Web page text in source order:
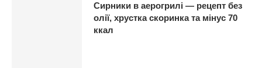
Сирники в аерогрилі — рецепт без
олії, хрустка скоринка та мінус 70
ккал